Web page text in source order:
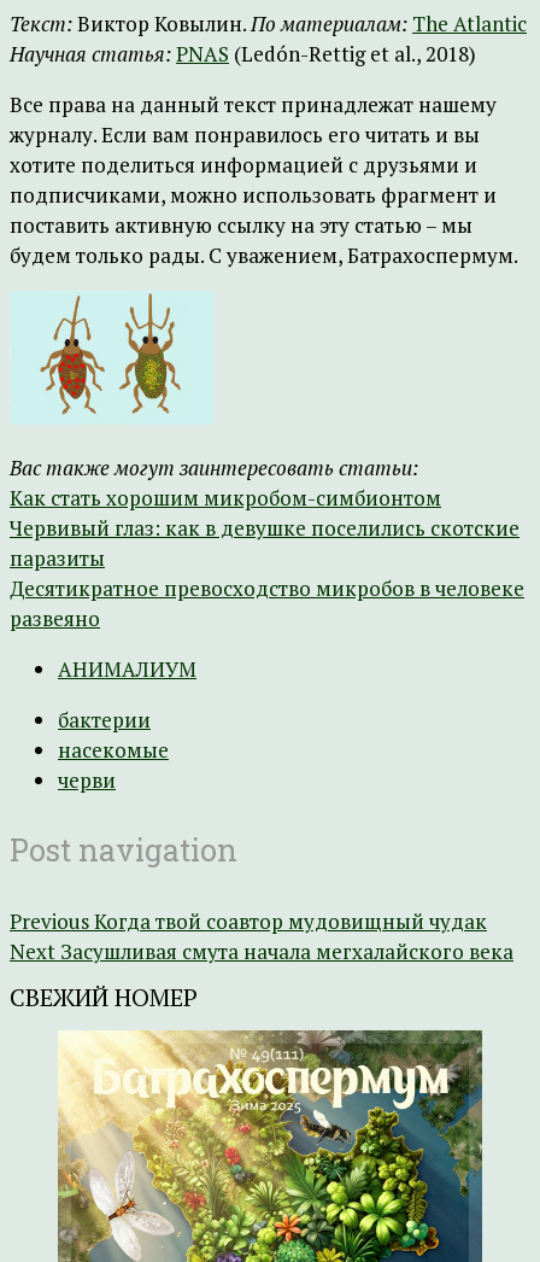
Текст:Виктор Ковылин.По материалам: The Atlantic
Научная статья:PNAS (Ledón-Rettig et al., 2018)
Все права на данный текст принадлежат нашему
журналу. Если вам понравилось его читать и вы
хотите поделиться информацией с друзьями и
подписчиками, можно использовать фрагмент и
поставить активную ссылку на эту статью – мы
будем только рады. С уважением, Батрахоспермум.
Вас также могут заинтересовать статьи:
Как стать хорошим микробом-симбионтом
Червивый глаз: как в девушке поселились скотские
паразиты
Десятикратное превосходство микробов в человеке
развеяно
АНИМАЛИУМ
бактерии
насекомые
черви
Post navigation
PreviousКогда твой соавтор мудовищный чудак
Next Засушливая смута начала мегхалайского века
СВЕЖИЙ НОМЕР